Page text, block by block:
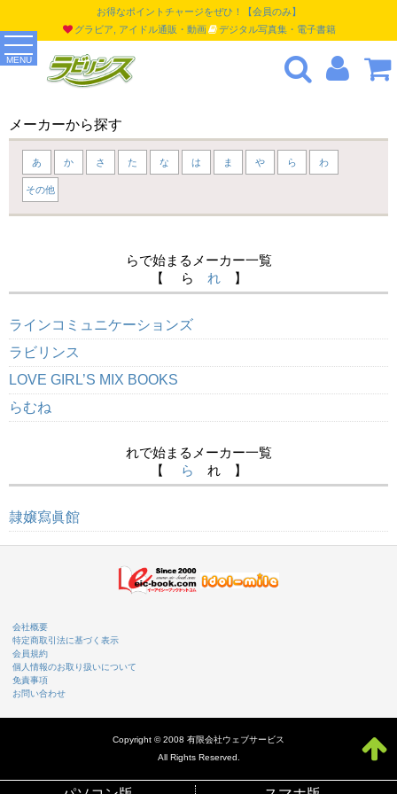
MENU
お得なポイントチャージをぜひ！【会員のみ】
グラビア, アイドル通販・動画
デジタル写真集・電子書籍
メーカーから探す
あ か さ た な は ま や ら わ
その他
らで始まるメーカー一覧
【 ら れ】
ラインコミュニケーションズ
ラビリンス
LOVE GIRL’S MIX BOOKS
らむね
れで始まるメーカー一覧
【
ら れ 】
隷嬢寫眞館
会社概要
特定商取引法に基づく表示
会員規約
個人情報のお取り扱いについて
免責事項
お問い合わせ
Copyright © 2008 有限会社ウェブサービス
All Rights Reserved.